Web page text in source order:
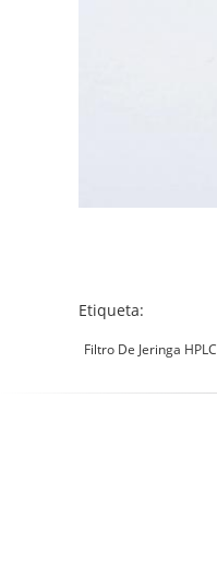
Etiqueta:
Filtro De Jeringa HPLC